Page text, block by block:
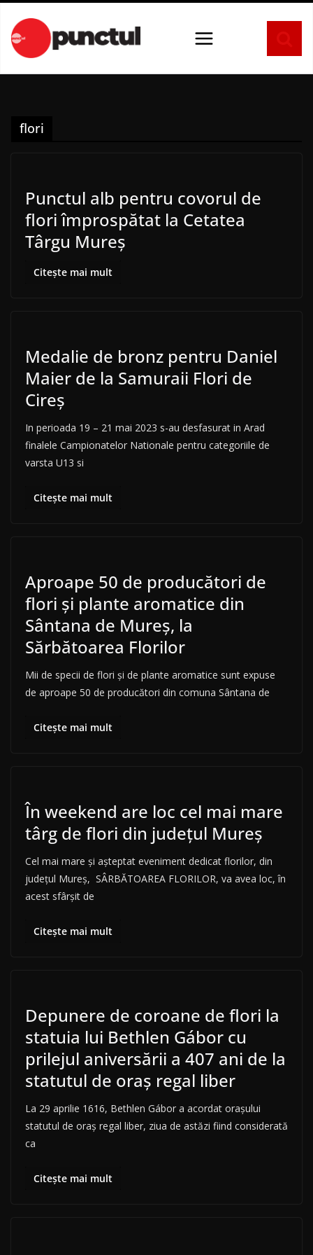
conținut
flori
Punctul alb pentru covorul de
flori împrospătat la Cetatea
Târgu Mureș
Citește mai mult
Medalie de bronz pentru Daniel
Maier de la Samuraii Flori de
Cireș
In perioada 19 – 21 mai 2023 s-au desfasurat in Arad
finalele Campionatelor Nationale pentru categoriile de
varsta U13 si
Citește mai mult
Aproape 50 de producători de
flori şi plante aromatice din
Sântana de Mureş, la
Sărbătoarea Florilor
Mii de specii de flori şi de plante aromatice sunt expuse
de aproape 50 de producători din comuna Sântana de
Citește mai mult
În weekend are loc cel mai mare
târg de flori din județul Mureș
Cel mai mare și așteptat eveniment dedicat florilor, din
județul Mureș, SÂRBĂTOAREA FLORILOR, va avea loc, în
acest sfârșit de
Citește mai mult
Depunere de coroane de flori la
statuia lui Bethlen Gábor cu
prilejul aniversării a 407 ani de la
statutul de oraș regal liber
La 29 aprilie 1616, Bethlen Gábor a acordat orașului
statutul de oraș regal liber, ziua de astăzi fiind considerată
ca
Citește mai mult